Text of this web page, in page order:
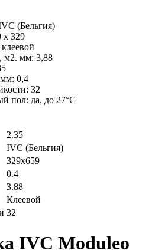
(Бельгия)
х 329
м2. мм: 3,88
0,4
32
пол: да, до 27°C
2.35
IVC (Бельгия)
329х659
0.4
3.88
Клеевой
32
IVC Moduleo